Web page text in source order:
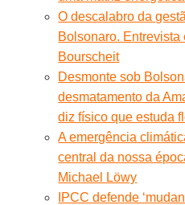
O descalabro da
Bolsonaro.
Bourscheit
Desmonte sob
desmatamento da
diz físico que estuda
A emergência
central da nossa
Michael Löwy
IPCC defende